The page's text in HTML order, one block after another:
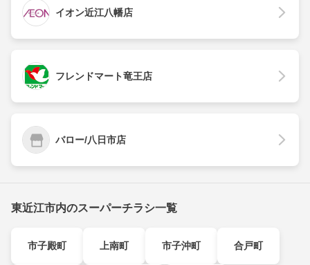
イオン近江八幡店
フレンドマート竜王店
バロー/八日市店
東近江市内のスーパーチラシ一覧
市子殿町 上南町 市子沖町 合戸町